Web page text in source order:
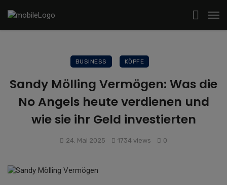
BUSINESS KÖPFE
Sandy Mölling Vermögen: Was die
No Angels heute verdienen und
wie sie ihr Geld investierten
24. Mai 2025 1734 views 0